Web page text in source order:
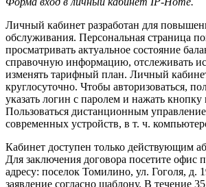
Личный кабинет разработан для
обслуживания. Персональная страница
просматривать актуальное состояние
справочную информацию, отслеживать
изменять тарифный план. Личный
круглосуточно. Чтобы авторизоваться,
указать логин с паролем и нажать
Пользоваться дистанционным
современных устройств, в т. ч.
Кабинет доступен только действующим
Для заключения договора посетите офис
адресу: поселок Томилино, ул. Гоголя, д.
заявление согласно шаблону. В течение